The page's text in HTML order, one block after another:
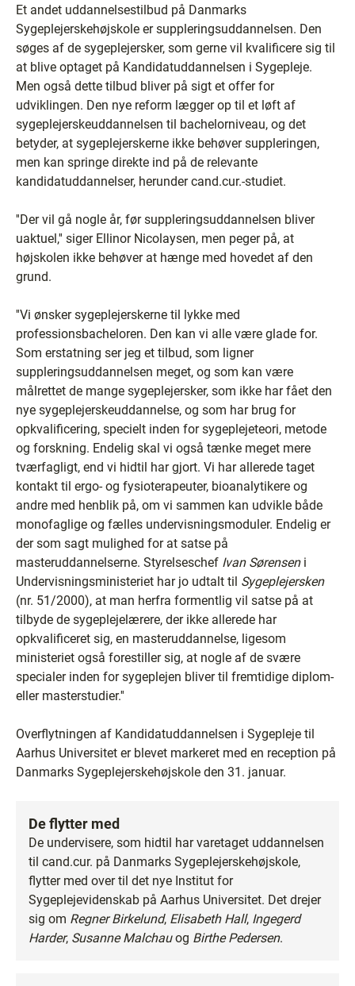
Et andet uddannelsestilbud på Danmarks
Sygeplejerskehøjskole er suppleringsuddannelsen. Den
søges af de sygeplejersker, som gerne vil kvalificere sig til
at blive optaget på Kandidatuddannelsen i Sygepleje.
Men også dette tilbud bliver på sigt et offer for
udviklingen. Den nye reform lægger op til et løft af
sygeplejerskeuddannelsen til bachelorniveau, og det
betyder, at sygeplejerskerne ikke behøver suppleringen,
men kan springe direkte ind på de relevante
kandidatuddannelser, herunder cand.cur.-studiet.
''Der vil gå nogle år, før suppleringsuddannelsen bliver
uaktuel,'' siger Ellinor Nicolaysen, men peger på, at
højskolen ikke behøver at hænge med hovedet af den
grund.
''Vi ønsker sygeplejerskerne til lykke med
professionsbacheloren. Den kan vi alle være glade for.
Som erstatning ser jeg et tilbud, som ligner
suppleringsuddannelsen meget, og som kan være
målrettet de mange sygeplejersker, som ikke har fået den
nye sygeplejerskeuddannelse, og som har brug for
opkvalificering, specielt inden for sygeplejeteori, metode
og forskning. Endelig skal vi også tænke meget mere
tværfagligt, end vi hidtil har gjort. Vi har allerede taget
kontakt til ergo- og fysioterapeuter, bioanalytikere og
andre med henblik på, om vi sammen kan udvikle både
monofaglige og fælles undervisningsmoduler. Endelig er
der som sagt mulighed for at satse på
masteruddannelserne. Styrelseschef Ivan Sørenseni
Undervisningsministeriet har jo udtalt til Sygeplejersken
(nr. 51/2000), at man herfra formentlig vil satse på at
tilbyde de sygeplejelærere, der ikke allerede har
opkvalificeret sig, en masteruddannelse, ligesom
ministeriet også forestiller sig, at nogle af de svære
specialer inden for sygeplejen bliver til fremtidige diplom-
eller masterstudier.''
Overflytningen af Kandidatuddannelsen i Sygepleje til
Aarhus Universitet er blevet markeret med en reception på
Danmarks Sygeplejerskehøjskole den 31. januar.
De flytter med
De undervisere, som hidtil har varetaget uddannelsen
til cand.cur. på Danmarks Sygeplejerskehøjskole,
flytter med over til det nye Institut for
Sygeplejevidenskab på Aarhus Universitet. Det drejer
sig om Regner Birkelund, Elisabeth Hall, Ingegerd
Harder, Susanne Malchauog Birthe Pedersen.